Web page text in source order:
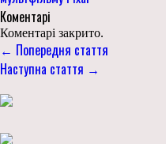
Коментарі
Коментарі закрито.
← Попередня стаття
Наступна стаття →